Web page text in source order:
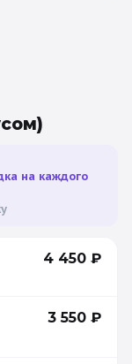
на каждого
4 450 ₽
3 550 ₽